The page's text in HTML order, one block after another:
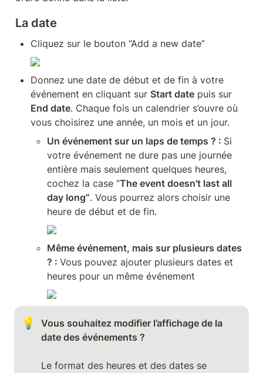
La date
Cliquez sur le bouton “Add a new date”
Donnez une date de début et de fin à votre
événement en cliquant sur Start date
End date. Chaque fois un calendrier s’ouvre où
vous choisirez une année, un mois et un jour.
Un événement sur un laps de temps ? : Si
votre événement ne dure pas une journée
entière mais seulement quelques heures,
cochez la case “The event doesn't last all
day long”. Vous pourrez alors choisir une
heure de début et de fin.
Même événement, mais sur plusieurs dates
? : Vous pouvez ajouter plusieurs dates et
heures pour un même événement
💡
Vous souhaitez modifier l’affichage de la
Le format des heures et des dates se